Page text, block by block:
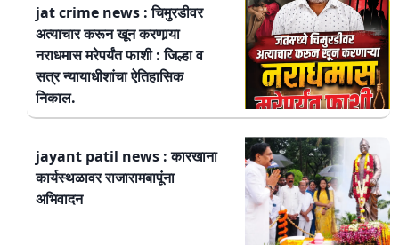
jat crime news : चिमुरडीवर
अत्याचार करून खून करणार्‍या
नराधमास मरेपर्यंत फाशी : जिल्हा व
सत्र न्यायाधीशांचा ऐतिहासिक
निकाल.
jayant patil news : कारखाना
कार्यस्थळावर राजारामबापूंना
अभिवादन